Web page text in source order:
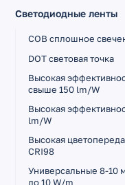
Светодиодные ленты
COB сплошное
DOT световая точка
Высокая
свыше 150 lm/W
Высокая
lm/W
Высокая
CRI98
Универсальные 8-10
до 10 W/m